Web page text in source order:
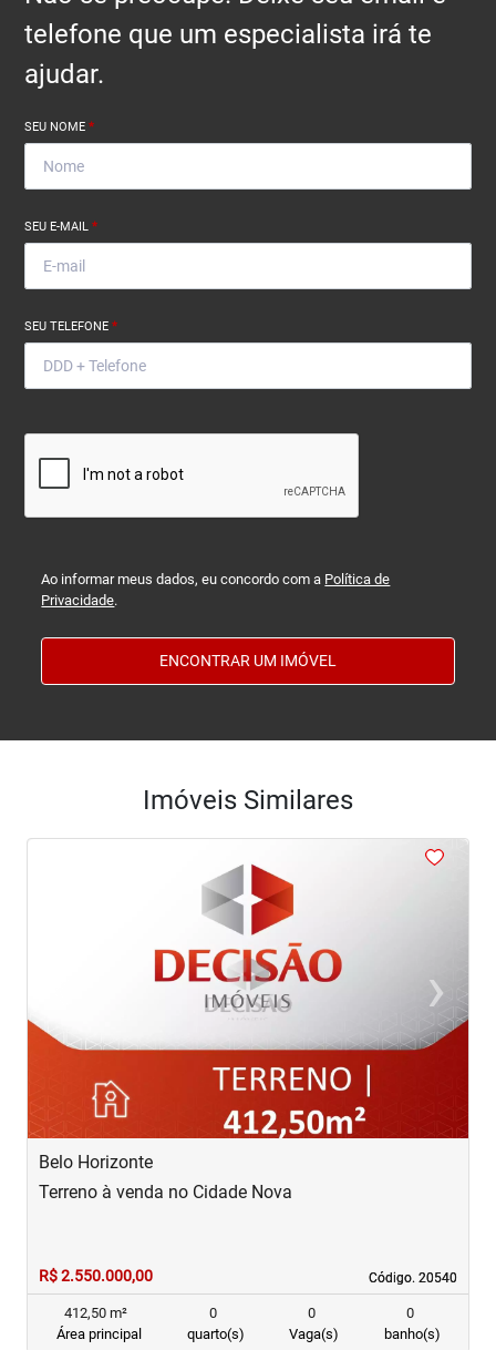
telefone que um especialista irá te
ajudar.
SEU NOME*
SEU E-MAIL*
SEU TELEFONE*
Ao informar meus dados, eu concordo com a Política de
Privacidade.
ENCONTRAR UM IMÓVEL
Imóveis Similares
›
Next
Belo Horizonte
Código. 20540
Código. 20540
Terreno à venda no Cidade Nova
R$ 2.550.000,00
412,50 m²
Área principal
0
quarto(s)
0
Vaga(s)
0
banho(s)